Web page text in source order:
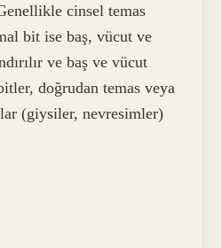
cinsel temas
bit ise baş, vücut ve
ve baş ve vücut
doğrudan temas veya
(giysiler, nevresimler)